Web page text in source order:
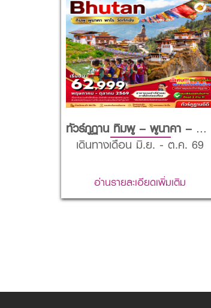
ทัวร์ภูฏาน ทิมพู – พูนาคา – พาโร – วัดทักซัง
เดินทางเดือน มิ.ย. - ต.ค. 69
อ่านรายละเอียดเพิ่มเติม